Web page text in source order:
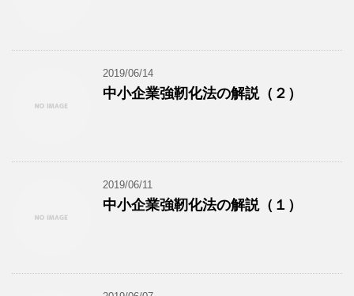
2019/06/14
中小企業強靭化法の解説（２）
2019/06/11
中小企業強靭化法の解説（１）